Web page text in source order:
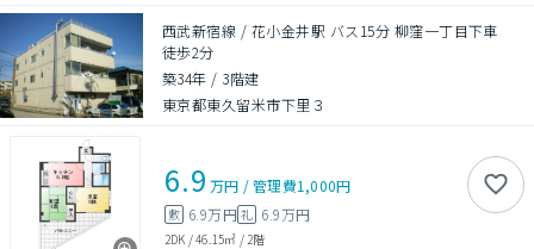
西武新宿線 / 花小金井駅 バス15分 柳窪一丁目下車
徒歩2分
築34年 / 3階建
東京都東久留米市下里３
6.9 万円 /管理費1,000円
敷 6.9万円礼 6.9万円
2DK /46.15㎡ / 2階